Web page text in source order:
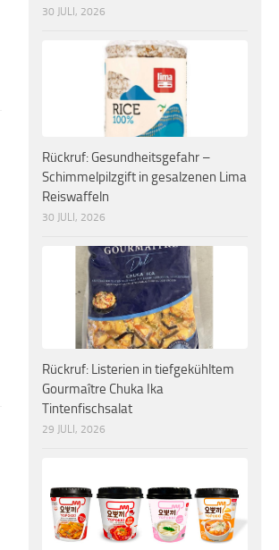
30 JULI, 2026
Rückruf: Gesundheitsgefahr –
Schimmelpilzgift in gesalzenen Lima
Reiswaffeln
30 JULI, 2026
Rückruf: Listerien in tiefgekühltem
Gourmaître Chuka Ika
Tintenfischsalat
29 JULI, 2026